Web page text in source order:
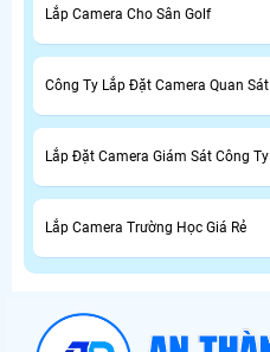
Lắp Camera Cho Sân Golf
Công Ty Lắp Đặt Camera Quan
Lắp Đặt Camera Giám Sát Công Ty
Lắp Camera Trường Học Giá Rẻ